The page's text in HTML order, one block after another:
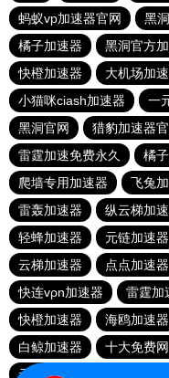
蚂蚁vp加速器官网
黑
橘子加速器
黑洞官方
快橙加速器
大机场加
小猫咪ciash加速器
一
黑洞官网
猎豹加速器
雷霆加速免费永久
橘
爬墙专用加速器
飞兔
雷轰加速器
纵云梯加
轻蜂加速器
元链加速器
云梯加速器
点点加速器
快连vρn加速器
雷霆加
快橙加速器
海鸥加速器
白鲸加速器
十大免费
元链加速器